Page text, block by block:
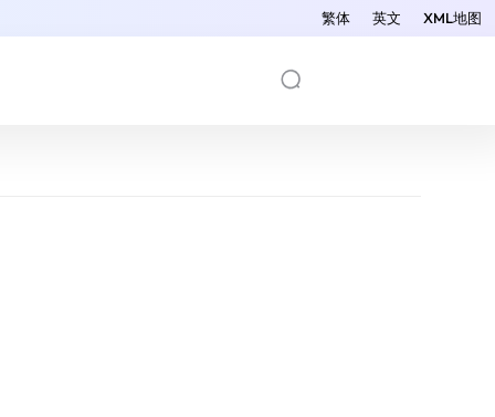
繁体 英文 XML地图